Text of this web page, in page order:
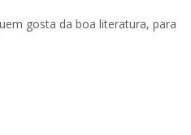
gosta da boa literatura, para